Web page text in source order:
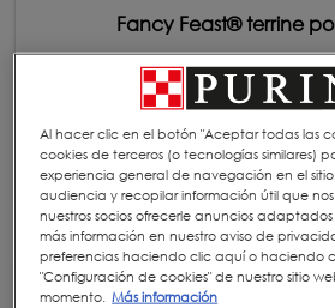
Fancy Feast® terrine
Mix de trozos de pollo
combinado con un
Al hacer clic en el botón "Aceptar todas las
cookies de terceros (o tecnologías similares)
experiencia general de navegación en el
audiencia y recopilar información útil que
nuestros socios ofrecerle anuncios
más información en nuestro aviso de
preferencias haciendo clic aquí o haciendo
"Configuración de cookies" de nuestro sitio
momento. Más información